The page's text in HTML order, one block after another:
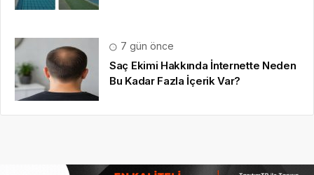
7 gün önce
Saç Ekimi Hakkında İnternette Neden
Bu Kadar Fazla İçerik Var?